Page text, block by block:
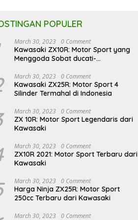
POPULER
March 30, 2023 0 Comment
Kawasaki ZX10R: Motor Sport yang
Menggoda Sobat ducati-
March 30, 2023 0 Comment
Kawasaki ZX25R: Motor Sport 4
Silinder Termahal di Indonesia
March 30, 2023 0 Comment
ZX 10R: Motor Sport Legendaris dari
Kawasaki
March 30, 2023 0 Comment
ZX10R 2021: Motor Sport Terbaru dari
Kawasaki
March 30, 2023 0 Comment
Harga Ninja ZX25R: Motor Sport
250cc Terbaru dari Kawasaki
March 30, 2023 0 Comment